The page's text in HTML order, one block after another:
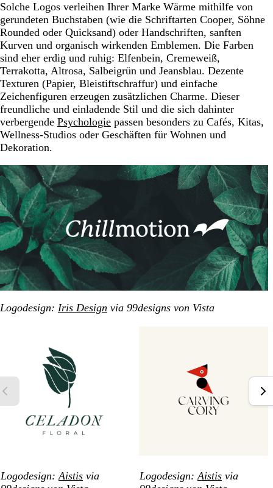
Solche Logos verleihen Ihrer Marke Wärme mithilfe von
gerundeten Buchstaben (wie die Schriftarten Cooper, Söhne
Rounded oder Quicksand) oder Handschriften, sanften
Kurven und organisch wirkenden Emblemen. Die Farben
sind eher erdig und ruhig: Elfenbein, Cremeweiß,
Terrakotta, Altrosa, Salbeigrün und Jeansblau. Dezente
Texturen (Papier, Bleistiftschraffur) und einfache
Zeichenfiguren erzeugen zusätzlichen Charme. Dieser
freundliche und einladende Stil und die sich dahinter
verbergende Psychologie passen besonders zu Cafés, Kitas,
Wellness-Studios oder Geschäften für Wohnen und
Dekoration.
Logodesign: Iris Design via 99designs von Vista
Logodesign: Aistis via
Logodesign: Aistis via